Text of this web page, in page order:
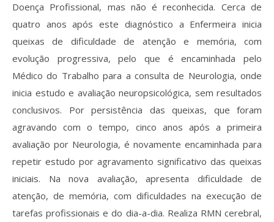
Doença Profissional, mas não é reconhecida. Cerca de
quatro anos após este diagnóstico a Enfermeira inicia
queixas de dificuldade de atenção e memória, com
evolução progressiva, pelo que é encaminhada pelo
Médico do Trabalho para a consulta de Neurologia, onde
inicia estudo e avaliação neuropsicológica, sem resultados
conclusivos. Por persistência das queixas, que foram
agravando com o tempo, cinco anos após a primeira
avaliação por Neurologia, é novamente encaminhada para
repetir estudo por agravamento significativo das queixas
iniciais. Na nova avaliação, apresenta dificuldade de
atenção, de memória, com dificuldades na execução de
tarefas profissionais e do dia-a-dia. Realiza RMN cerebral,